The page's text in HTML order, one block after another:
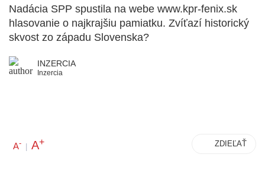
Nadácia SPP spustila na webe www.kpr-fenix.sk
hlasovanie o najkrajšiu pamiatku. Zvíťazí historický
skvost zo západu Slovenska?
INZERCIA
Inzercia
A- | A+ ZDIEĽAŤ